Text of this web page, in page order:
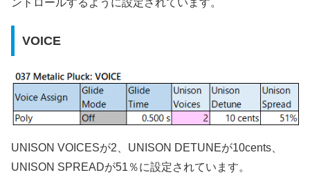
ントロールするように設定されています。
VOICE
UNISON VOICESが2、UNISON DETUNEが10cents、
UNISON SPREADが51％に設定されています。